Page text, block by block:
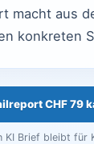
macht aus
konkreten
CHF 79
KI Brief bleibt für